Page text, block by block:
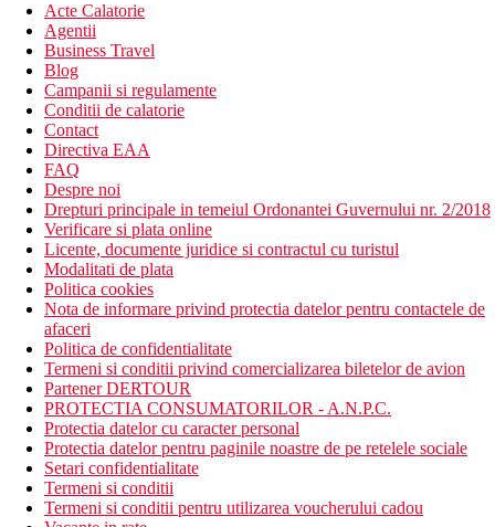
Acte Calatorie
Agentii
Business Travel
Blog
Campanii si regulamente
Conditii de calatorie
Contact
Directiva EAA
FAQ
Despre noi
Drepturi principale in temeiul Ordonantei Guvernului nr. 2/2018
Verificare si plata online
Licente, documente juridice si contractul cu turistul
Modalitati de plata
Politica cookies
Nota de informare privind protectia datelor pentru contactele de
afaceri
Politica de confidentialitate
Termeni si conditii privind comercializarea biletelor de avion
Partener DERTOUR
PROTECTIA CONSUMATORILOR - A.N.P.C.
Protectia datelor cu caracter personal
Protectia datelor pentru paginile noastre de pe retelele sociale
Setari confidentialitate
Termeni si conditii
Termeni si conditii pentru utilizarea voucherului cadou